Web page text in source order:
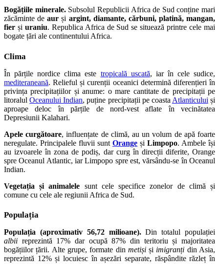
Bogățiile minerale.Subsolul Republicii Africa de Sud conține mari
zăcăminte deaurși argint, diamante, cărbuni, platină, mangan,
fier și uraniu. Republica Africa de Sud se situează printre cele mai
bogate țări ale continentului Africa.
Clima
În părțile nordice clima este tropicală uscată, iar în cele sudice,
mediteraneană. Relieful și curenții oceanici determină diferențieri în
privința precipitațiilor și anume: o mare cantitate de precipitații pe
litoralulOceanului Indian, puține precipitații pe coasta Atlanticului și
aproape deloc în părțile de nord-vest aflate în vecinătatea
Depresiunii Kalahari.
Apele curgătoare, influențate de climă, au un volum de apă foarte
neregulate. Principalele fluvii sunt Orange și Limpopo. Ambele își
au izvoarele în zona de podiș, dar curg în direcții diferite, Orange
spre Oceanul Atlantic, iar Limpopo spre est, vărsându-se în Oceanul
Indian.
Vegetația și animalele sunt cele specifice zonelor de climă și
comune cu cele ale regiunii Africa de Sud.
Populația
Populația (aproximativ 56,72 milioane).Din totalul populației
albii reprezintă 17% dar ocupă 87% din teritoriu și majoritatea
bogățiilor țării. Alte grupe, formate din metișiși imigranți din Asia,
reprezintă 12% și locuiesc în așezări separate, răspândite răzleț în